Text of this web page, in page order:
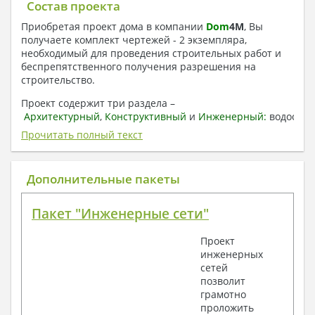
Состав проекта
Приобретая проект дома в компании Dom4M, Вы
получаете комплект чертежей - 2 экземпляра,
необходимый для проведения строительных работ и
беспрепятственного получения разрешения на
строительство.
Проект содержит три раздела –
Архитектурный, Конструктивный и Инженерный:
отопление, вентиляция, канализация,
электроснабжение (приобретается за дополнительную
плату) + Пояснительная записка.
1. Архитектурный раздел:
План координационных осей
Поэтажные маркировочные планы с
Разрезы и состав конструкций
Фасады с ведомостью внешних отделок
Элементы проемов – спецификация
Прочитать полный текст
Дополнительные пакеты
Пакет "Инженерные сети"
Проект
инженерных
сетей
позволит
грамотно
проложить